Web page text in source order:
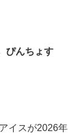
ぴんちょす
イスが2026年